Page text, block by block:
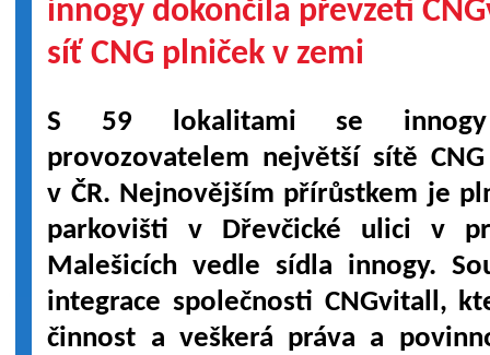
innogy dokončila převzetí
síť CNG plniček v zemi
S 59 lokalitami se
provozovatelem největší sítě
v ČR. Nejnovějším přírůstkem je
parkovišti v Dřevčické ulici v
Malešicích vedle sídla innogy.
integrace společnosti CNGvitall,
činnost a veškerá práva a